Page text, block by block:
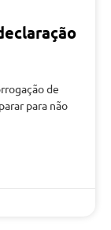
de
para não